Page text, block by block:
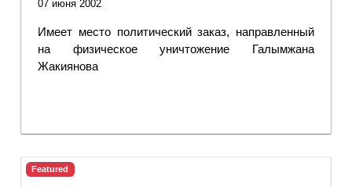
07 июня 2002
Имеет место политический заказ, направленный
на физическое уничтожение Галымжана
Жакиянова
Featured